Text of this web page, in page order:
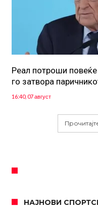
Реал потроши
го затвора
16:40, 07 август
НАЈНОВИ